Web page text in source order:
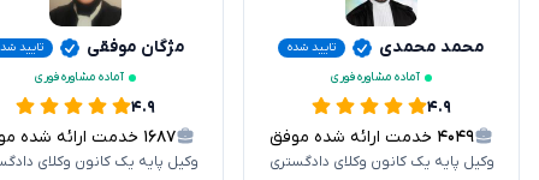
محمد محمدی
تایید شده
آماده مشاوره فوری
۴.۹
۴۰۴۹ خدمت ارائه شده موفق
وکیل پایه یک کانون وکلای دادگستری
مژگان موفقی
تایید
آماده مشاوره فوری
۴.۹
۱۶۸۷ خدمت ارائه شده موفق
وکیل پایه یک کانون وکلای